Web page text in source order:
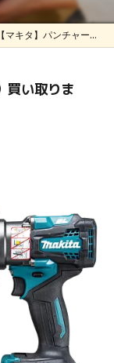
【マキタ】パンチャー（PP001G）買い取ります！
買い取りま